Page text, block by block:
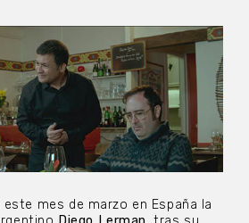
mes de marzo en España la